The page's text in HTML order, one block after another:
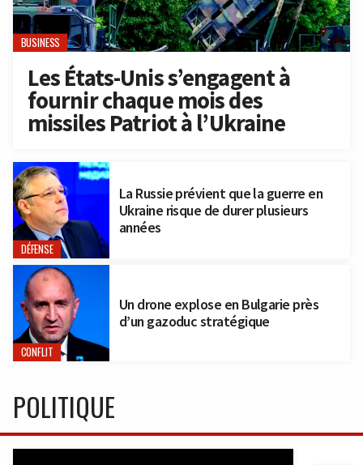
BUSINESS
Les États-Unis s’engagent à
fournir chaque mois des
missiles Patriot à l’Ukraine
DÉFENSE
La Russie prévient que la guerre en
Ukraine risque de durer plusieurs
années
CONFLIT
Un drone explose en Bulgarie près
d’un gazoduc stratégique
POLITIQUE